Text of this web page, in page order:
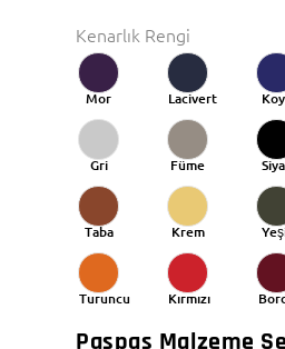
Kenarlık Rengi
Mor Lacivert
Gri Füme
Taba Krem
Turuncu Kırmızı